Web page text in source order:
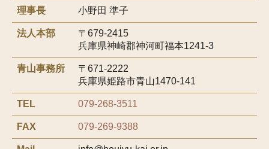
理事長 小野田 準子
法人本部
〒679-2415
兵庫県神崎郡神河町福本1241-3
青山事務所
〒671-2222
兵庫県姫路市青山1470-141
TEL 079-268-3511
FAX 079-269-9388